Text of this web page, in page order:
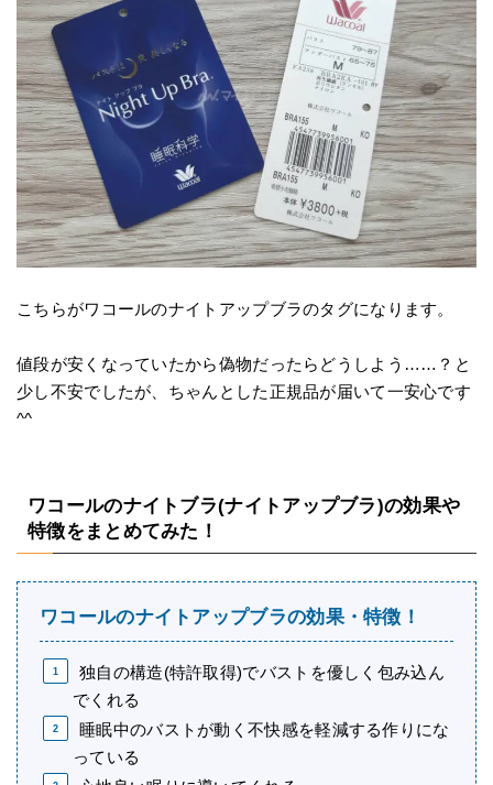
こちらがワコールのナイトアップブラのタグになります。
値段が安くなっていたから偽物だったらどうしよう……？と
少し不安でしたが、ちゃんとした正規品が届いて一安心です
^^
ワコールのナイトブラ(ナイトアップブラ)の効果や
特徴をまとめてみた！
ワコールのナイトアップブラの効果・特徴！
独自の構造(特許取得)でバストを優しく包み込ん
でくれる
睡眠中のバストが動く不快感を軽減する作りにな
っている